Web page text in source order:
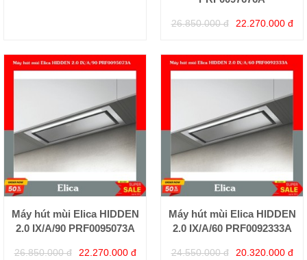
26.850.000 đ 22.270.000 đ
Máy hút mùi Elica HIDDEN
2.0 IX/A/90 PRF0095073A
26.850.000 đ 22.270.000 đ
Máy hút mùi Elica HIDDEN
2.0 IX/A/60 PRF0092333A
24.550.000 đ 20.320.000 đ